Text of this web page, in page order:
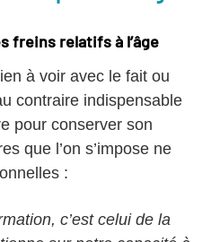
freins relatifs à l’âge
à voir avec le fait ou
contraire indispensable
pour conserver son
que l’on s’impose ne
:
c’est celui de la